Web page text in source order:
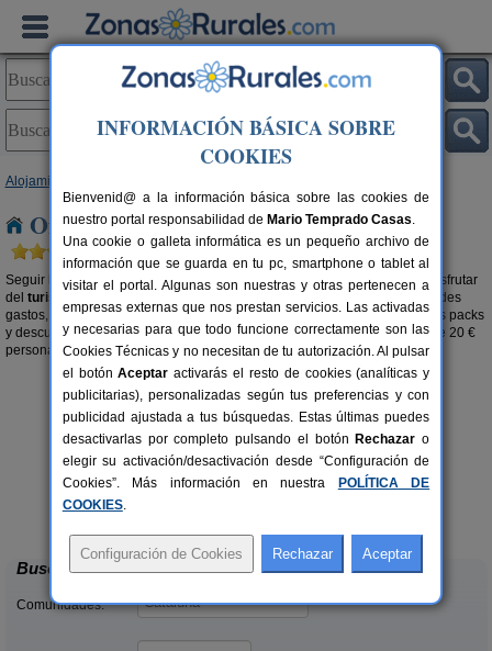
Alojamientos
Ofertas Casas Rurales en Barcelona
Seguir las ofertas de los alojamientos rurales son la mejor opción para disfrutar
del turismo rural en Barcelona a buen precio
. Sin la necesidad de grandes
gastos, aprovecha la oportunidad que te brindan los alojamientos con sus packs
y descuentos. Si directamente quieres buscar casas rurales por menos de 20 €
persona/noche, visita la sección decasas rurales baratas en Barcelona
19-23+2 pers.
33 €
Buscar
Comunidades:
INFORMACIÓN BÁSICA SOBRE
COOKIES
Bienvenid@ a la información básica sobre las cookies de
nuestro portal responsabilidad de Mario Temprado Casas.
Una cookie o galleta informática es un pequeño archivo de
información que se guarda en tu pc, smartphone o tablet al
visitar el portal. Algunas son nuestras y otras pertenecen a
empresas externas que nos prestan servicios. Las activadas
y necesarias para que todo funcione correctamente son las
Cookies Técnicas y no necesitan de tu autorización. Al pulsar
el botónAceptar activarás el resto de cookies (analíticas y
publicitarias), personalizadas según tus preferencias y con
publicidad ajustada a tus búsquedas. Estas últimas puedes
desactivarlas por completo pulsando el botón Rechazar o
elegir su activación/desactivación desde “Configuración de
Cookies”. Más información en nuestra
POLÍTICA DE
COOKIES.